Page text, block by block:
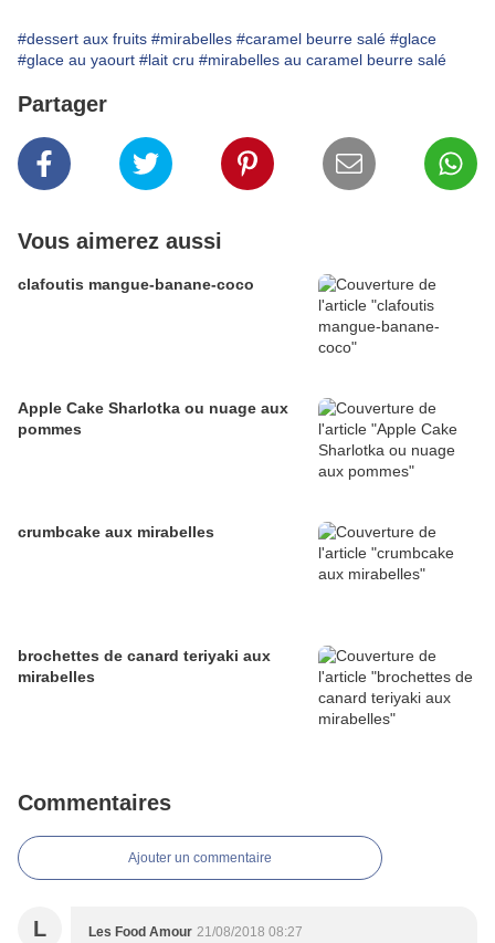
#dessert aux fruits #mirabelles #caramel beurre salé #glace
#glace au yaourt #lait cru #mirabelles au caramel beurre salé
Partager
Vous aimerez aussi
clafoutis mangue-banane-coco
Apple Cake Sharlotka ou nuage aux
pommes
crumbcake aux mirabelles
brochettes de canard teriyaki aux
mirabelles
Commentaires
Ajouter un commentaire
L Les Food Amour 21/08/2018 08:27